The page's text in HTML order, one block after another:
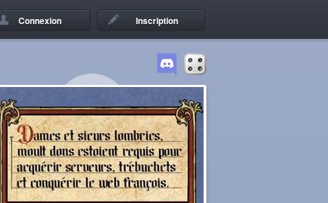
Connexion Inscription